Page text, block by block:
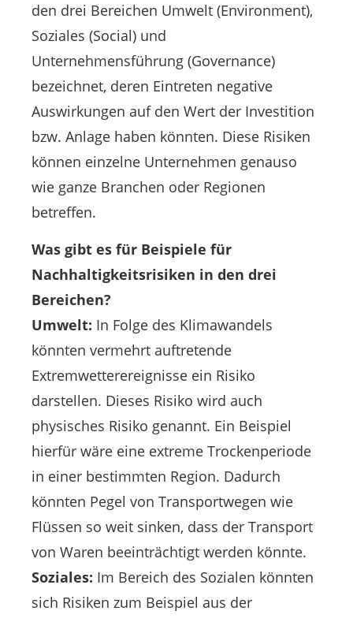
den drei Bereichen Umwelt (Environment),
Soziales (Social) und
Unternehmensführung (Governance)
bezeichnet, deren Eintreten negative
Auswirkungen auf den Wert der Investition
bzw. Anlage haben könnten. Diese Risiken
können einzelne Unternehmen genauso
wie ganze Branchen oder Regionen
betreffen.
Was gibt es für Beispiele für
Nachhaltigkeitsrisiken in den drei
Bereichen?
Umwelt: In Folge des Klimawandels
könnten vermehrt auftretende
Extremwetterereignisse ein Risiko
darstellen. Dieses Risiko wird auch
physisches Risiko genannt. Ein Beispiel
hierfür wäre eine extreme Trockenperiode
in einer bestimmten Region. Dadurch
könnten Pegel von Transportwegen wie
Flüssen so weit sinken, dass der Transport
von Waren beeinträchtigt werden könnte.
Soziales: Im Bereich des Sozialen könnten
sich Risiken zum Beispiel aus der